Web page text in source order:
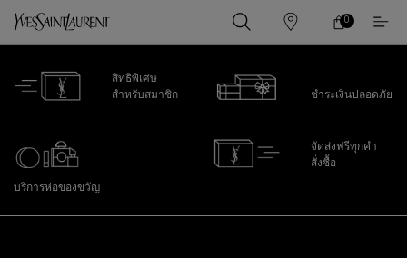
ร้าน
ค้า
ตะกร้า
0
0 PRODUCT IN
สิทธิพิเศษ
สำหรับสมาชิก
ชำระเงินปลอดภัย
บริการห่อของขวัญ
จัดส่งฟรีทุกคำ
สั่งซื้อ